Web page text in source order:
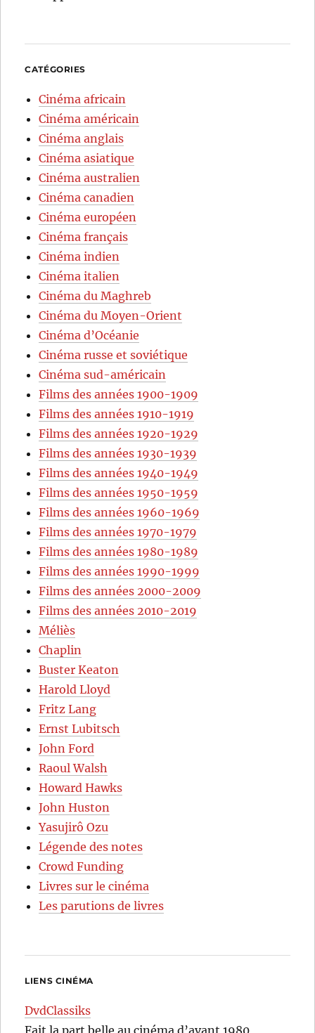
CATÉGORIES
Cinéma africain
Cinéma américain
Cinéma anglais
Cinéma asiatique
Cinéma australien
Cinéma canadien
Cinéma européen
Cinéma français
Cinéma indien
Cinéma italien
Cinéma du Maghreb
Cinéma du Moyen-Orient
Cinéma d’Océanie
Cinéma russe et soviétique
Cinéma sud-américain
Films des années 1900-1909
Films des années 1910-1919
Films des années 1920-1929
Films des années 1930-1939
Films des années 1940-1949
Films des années 1950-1959
Films des années 1960-1969
Films des années 1970-1979
Films des années 1980-1989
Films des années 1990-1999
Films des années 2000-2009
Films des années 2010-2019
Méliès
Chaplin
Buster Keaton
Harold Lloyd
Fritz Lang
Ernst Lubitsch
John Ford
Raoul Walsh
Howard Hawks
John Huston
Yasujirô Ozu
Légende des notes
Crowd Funding
Livres sur le cinéma
Les parutions de livres
LIENS CINÉMA
DvdClassiks
Fait la part belle au cinéma d’avant 1980